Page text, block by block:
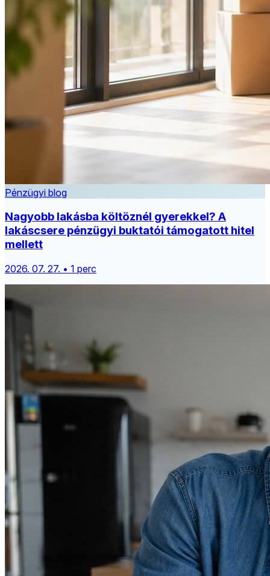
Pénzügyi blog
Nagyobb lakásba költöznél gyerekkel? A
lakáscsere pénzügyi buktatói támogatott hitel
mellett
2026. 07. 27. • 1 perc